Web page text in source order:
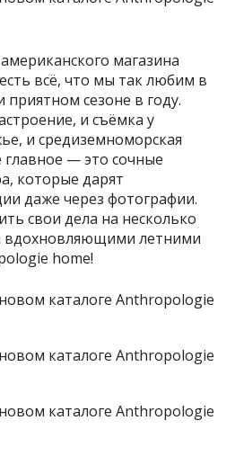
магазина
всё, что мы так любим в
сезоне в году.
и съёмка у
и средиземноморская
— это сочные
которые дарят
даже через фотографии.
свои дела на несколько
вдохновляющими летними
home!